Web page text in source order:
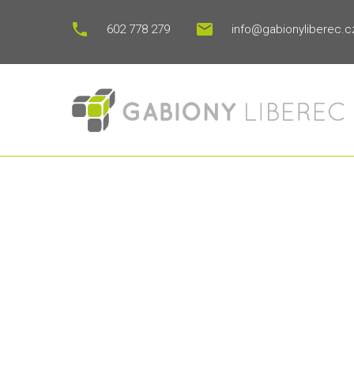
602 778 279